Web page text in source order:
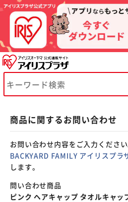
商品に関するお問い合わせ
お問い合わせ内容をご入力ください
BACKYARD FAMILY アイリスプラ
します。
問い合わせ商品
ピンク ヘアキャップ タオルキャッ
※ご確認ください
カートに入れる